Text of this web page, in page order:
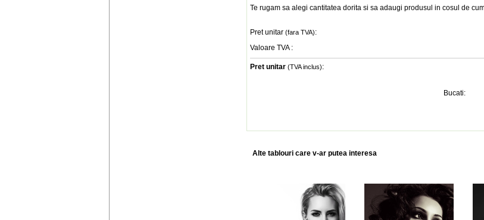
Te rugam sa alegi cantitatea dorita si sa adaugi produsul in cosul de
Pret unitar (fara TVA):
Valoare TVA :
Pret unitar (TVA inclus):
Bucati:
Alte tablouri care v-ar putea interesa